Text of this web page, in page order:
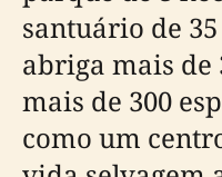
santuário de
abriga mais de
mais de 300
como um